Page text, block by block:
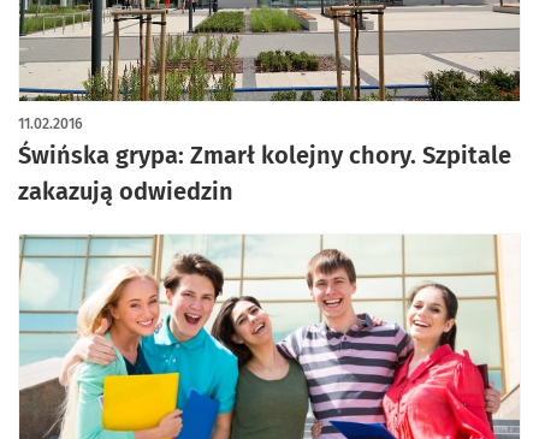
Świńska grypa: Zmarł kolejny chory. Szpitale
zakazują odwiedzin
11.02.2016